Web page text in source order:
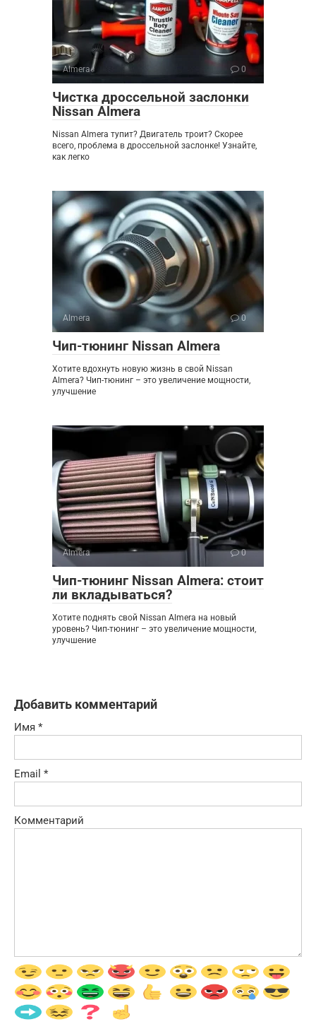
Almera 0
Чистка дроссельной заслонки
Nissan Almera
Nissan Almera тупит? Двигатель троит? Скорее
всего, проблема в дроссельной заслонке! Узнайте,
как легко
Almera 0
Чип-тюнинг Nissan Almera
Хотите вдохнуть новую жизнь в свой Nissan
Almera? Чип-тюнинг – это увеличение мощности,
улучшение
Almera 0
Чип-тюнинг Nissan Almera: стоит
ли вкладываться?
Хотите поднять свой Nissan Almera на новый
уровень? Чип-тюнинг – это увеличение мощности,
улучшение
Добавить комментарий
Имя *
Email *
Комментарий